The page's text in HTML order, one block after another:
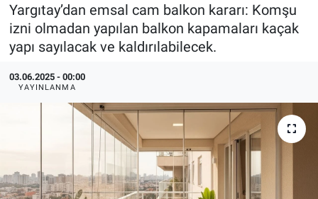
Yargıtay’dan emsal cam balkon kararı: Komşu
izni olmadan yapılan balkon kapamaları kaçak
yapı sayılacak ve kaldırılabilecek.
03.06.2025 - 00:00
YAYINLANMA
KÜLTÜR-SANAT
Politika
YAŞAM